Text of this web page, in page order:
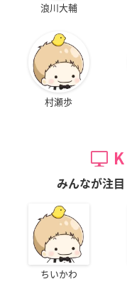
浪川大輔
村瀬歩
みんなが注
ちいかわ